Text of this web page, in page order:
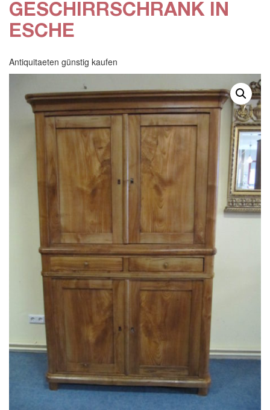
GESCHIRRSCHRANK IN
ESCHE
Antiquitaeten günstig kaufen